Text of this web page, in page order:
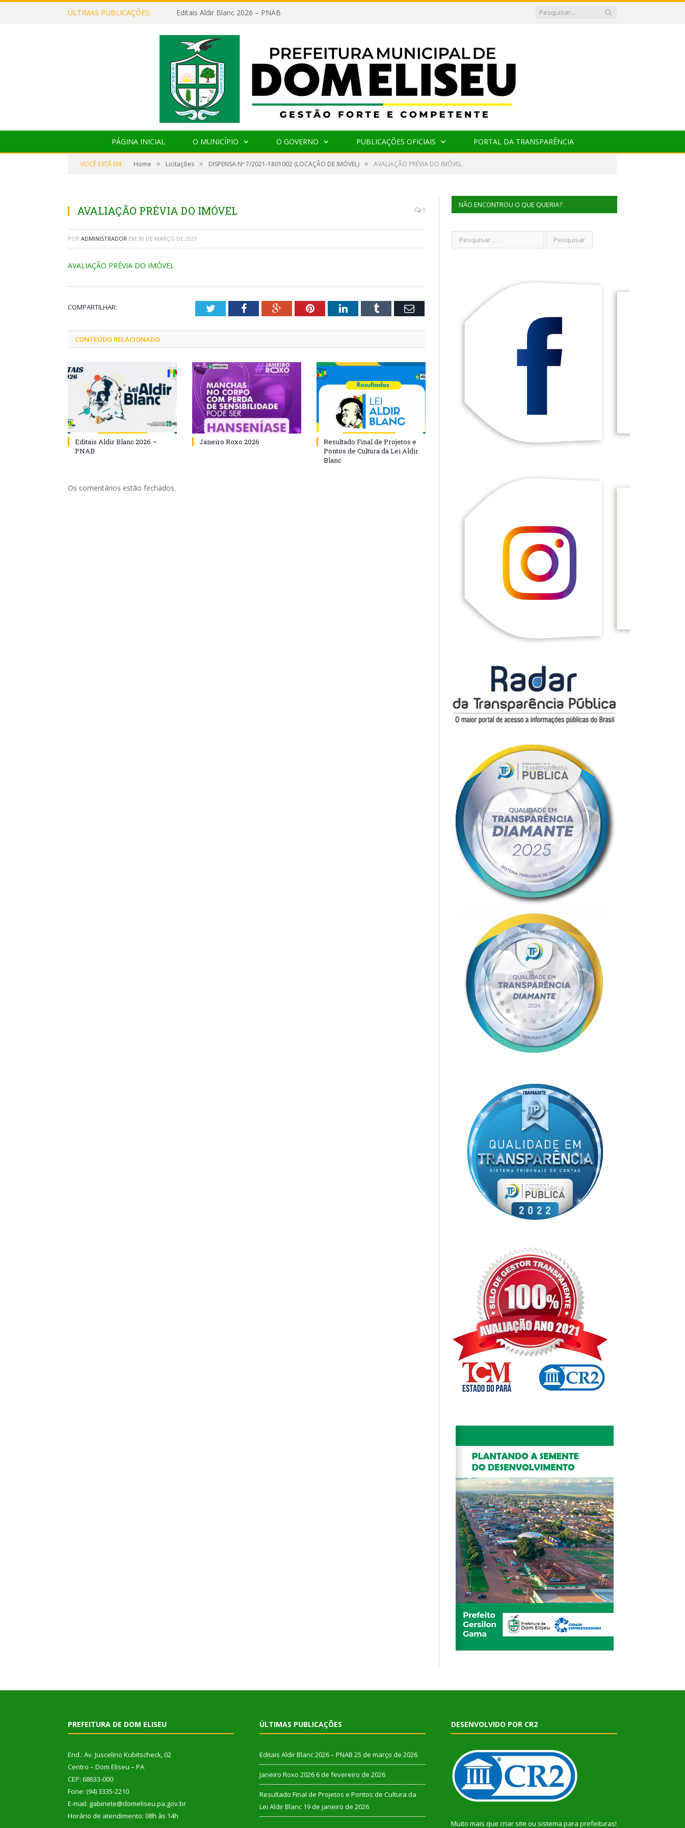
ÚLTIMAS PUBLICAÇÕES: Editais Aldir Blanc 2026 – PNAB
PÁGINA INICIAL O MUNICÍPIO O GOVERNO PUBLICAÇÕES OFICIAIS PORTAL DA TRANSPARÊNCIA
VOCÊ ESTÁ EM: Home » Licitações » DISPENSA Nº 7/2021-1801002 (LOCAÇÃO DE IMÓVEL) » AVALIAÇÃO PRÉVIA DO IMÓVEL
AVALIAÇÃO PRÉVIA DO IMÓVEL 0
POR ADMINISTRADOR EM 30 DE MARÇO DE 2021
AVALIAÇÃO PRÉVIA DO IMÓVEL
COMPARTILHAR: TwitterFacebookGoogle+PinterestLinkedInTumblr Email
CONTEÚDO RELACIONADO
Editais Aldir Blanc 2026 –
PNAB
Janeiro Roxo 2026
Resultado Final de Projetos e
Pontos de Cultura da Lei Aldir
Blanc
Os comentários estão fechados.
NÃO ENCONTROU O QUE QUERIA?
PREFEITURA DE DOM ELISEU
End.: Av. Juscelino Kubitscheck, 02
Centro – Dom Eliseu – PA
CEP: 68633-000
Fone: (94) 3335-2210
E-mail: gabinete@domeliseu.pa.gov.br
Horário de atendimento: 08h às 14h
ÚLTIMAS PUBLICAÇÕES
Editais Aldir Blanc 2026 – PNAB 25 de março de 2026
Janeiro Roxo 2026 6 de fevereiro de 2026
Resultado Final de Projetos e Pontos de Cultura da
Lei Aldir Blanc 19 de janeiro de 2026
DESENVOLVIDO POR CR2
Muito mais que criar site ou sistema para prefeituras!